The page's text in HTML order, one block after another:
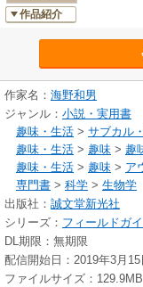
作品紹介
作家名： 海野和男
ジャンル： 小説・実用書
趣味・生活 > サブカル
趣味・生活 > 趣味 > 趣
趣味・生活 > 趣味 > ア
専門書 > 科学 > 生物学
出版社： 誠文堂新光社
シリーズ： フィールドガ
DL期限：無期限
配信開始日：2019年3月15
ファイルサイズ：129.9MB